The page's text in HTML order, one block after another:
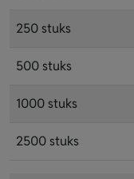
250 stuks
500 stuks
1000 stuks
2500 stuks